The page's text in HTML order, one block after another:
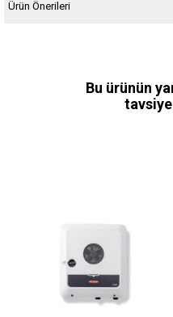
Ürün Önerileri
Bu ürünün